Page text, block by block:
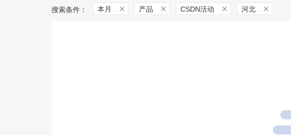
本月  产品  CSDN活动  河北 